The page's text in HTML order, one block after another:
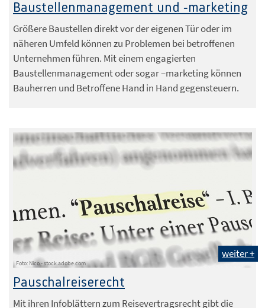
Baustellenmanagement und -marketing
Größere Baustellen direkt vor der eigenen Tür oder im
näheren Umfeld können zu Problemen bei betroffenen
Unternehmen führen. Mit einem engagierten
Baustellenmanagement oder sogar –marketing können
Bauherren und Betroffene Hand in Hand gegensteuern.
Foto: Nico - stock.adobe.com
weiter +
Pauschalreiserecht
Mit ihren Infoblättern zum Reisevertragsrecht gibt die